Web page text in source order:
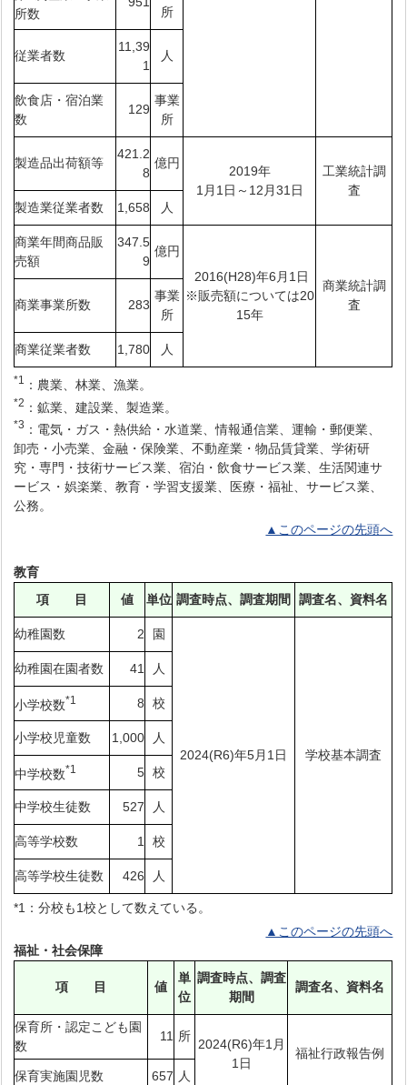
所数
所
従業者数
11,39
1
人
飲食店・宿泊業
数
129
事業
所
製造品出荷額等
421.2
8
億円
2019年
1月1日～12月31日
工業統計調
査
製造業従業者数
1,658 人
商業年間商品販
売額
347.5
9
億円
2016(H28)年6月1日
※販売額については20
15年
商業統計調
査
商業事業所数 283
事業
所
商業従業者数 1,780 人
*1 ：農業、林業、漁業。
*2 ：鉱業、建設業、製造業。
*3 ：電気・ガス・熱供給・水道業、情報通信業、運輸・郵便業、
卸売・小売業、金融・保険業、不動産業・物品賃貸業、学術研
究・専門・技術サービス業、宿泊・飲食サービス業、生活関連サ
ービス・娯楽業、教育・学習支援業、医療・福祉、サービス業、
公務。
▲このページの先頭へ
教育
項 目
値 単位 調査時点、調査期間 調査名、資料名
幼稚園数 2 園
2024(R6)年5月1日 学校基本調査
幼稚園在園者数 41 人
小学校数*1 8 校
小学校児童数 1,000 人
中学校数*1 5 校
中学校生徒数 527 人
高等学校数 1 校
高等学校生徒数 426 人
*1：分校も1校として数えている。
▲このページの先頭へ
福祉・社会保障
項 目 値
単
位
調査時点、調査
期間
調査名、資料名
保育所・認定こども園
数
11 所
2024(R6)年1月
1日
福祉行政報告例
保育実施園児数
657 人